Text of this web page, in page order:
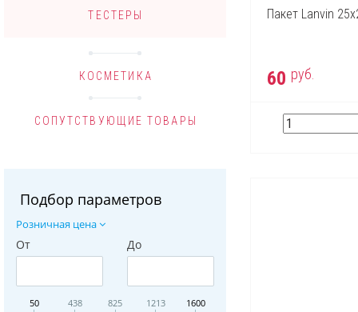
ТЕСТЕРЫ
КОСМЕТИКА
СОПУТСТВУЮЩИЕ ТОВАРЫ
Подбор параметров
Розничная цена
От До
50 438 825 1213 1600
Пакет Lanvin
60 руб.